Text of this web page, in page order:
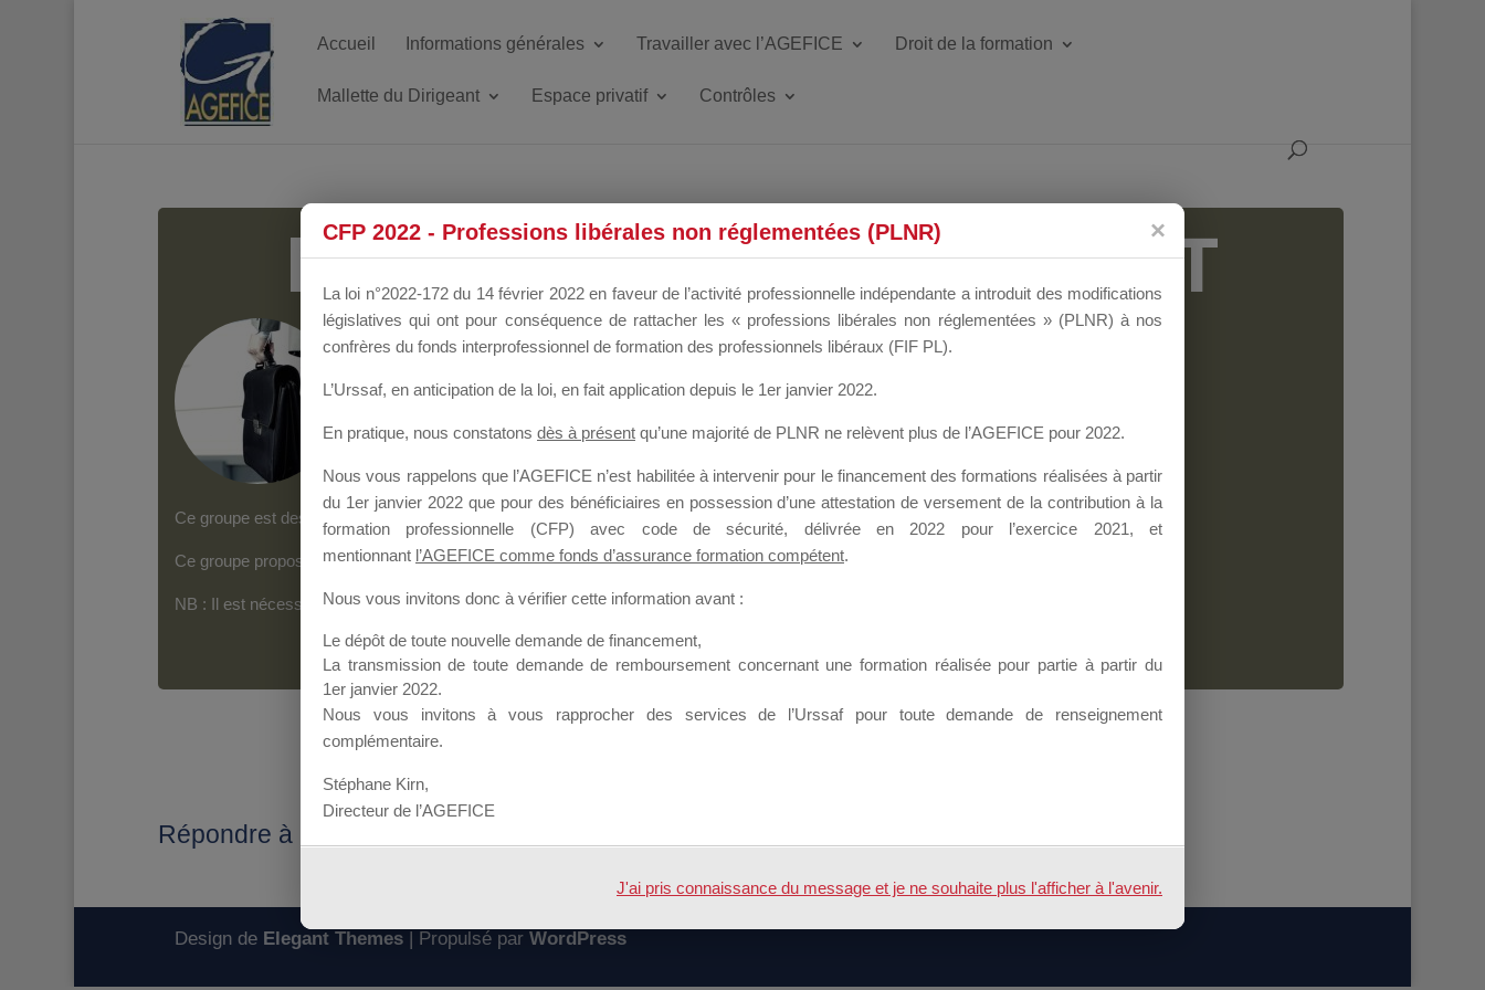
Accueil Informations générales Travailler avec l’AGEFICE Droit de la formation
Mallette du Dirigeant Espace privatif Contrôles
MALLETTE DU DIRIGEANT
Groupe Public il y a un mois
Ce groupe est destiné aux Organismes de Formation qui souhaitent répondre à l’Appel à Propositions Mallette du Dirigeant.
Ce groupe propose un forum dédié au support sur lequel il est possible de laisser un message ou poser une question.
NB : Il est nécessaire d’êtreinscrit(e)pour pouvoir rejoindre ce groupe
Répondre à : Dates et lieux
Design de Elegant Themes| Propulsé par WordPress
CFP 2022 - Professions libérales non réglementées (PLNR)
La loi n°2022-172 du 14 février 2022 en faveur de l’activité professionnelle indépendante a introduit des modifications
législatives qui ont pour conséquence de rattacher les « professions libérales non réglementées » (PLNR) à nos
confrères du fonds interprofessionnel de formation des professionnels libéraux (FIF PL).
L’Urssaf, en anticipation de la loi, en fait application depuis le 1er janvier 2022.
En pratique, nous constatons dès à présent qu’une majorité de PLNR ne relèvent plus de l’AGEFICE pour 2022.
Nous vous rappelons que l’AGEFICE n’est habilitée à intervenir pour le financement des formations réalisées à partir
du 1er janvier 2022 que pour des bénéficiaires en possession d’une attestation de versement de la contribution à la
formation professionnelle (CFP) avec code de sécurité, délivrée en 2022 pour l’exercice 2021, et
mentionnant l’AGEFICE comme fonds d’assurance formation compétent.
Nous vous invitons donc à vérifier cette information avant :
Le dépôt de toute nouvelle demande de financement,
La transmission de toute demande de remboursement concernant une formation réalisée pour partie à partir du
1er janvier 2022.
Nous vous invitons à vous rapprocher des services de l’Urssaf pour toute demande de renseignement
complémentaire.
Stéphane Kirn,
Directeur de l’AGEFICE
J'ai pris connaissance du message et je ne souhaite plus l'afficher à l'avenir.